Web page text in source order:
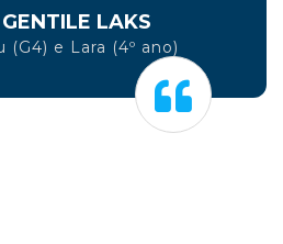
LAKS
(G4) e Lara (4º ano)